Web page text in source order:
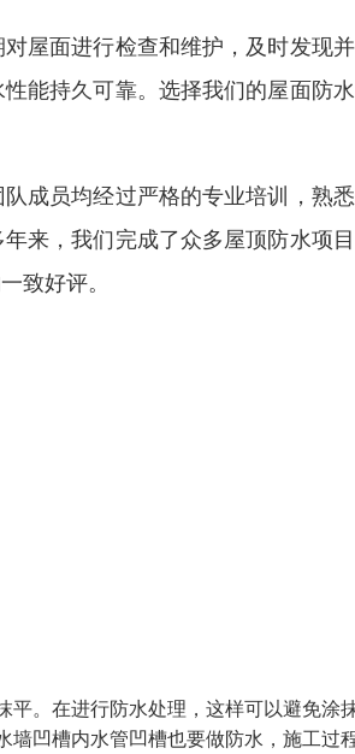
屋面进行检查和维护，及时发现
能持久可靠。选择我们的屋面防
成员均经过严格的专业培训，熟
来，我们完成了众多屋顶防水项
致好评。
。在进行防水处理，这样可以避免涂
凹槽内水管凹槽也要做防水，施工过